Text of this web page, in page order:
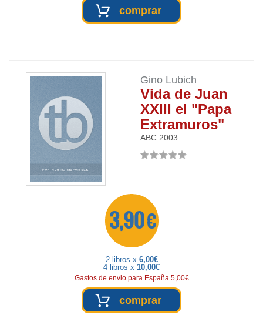
comprar
Gino Lubich
Vida de Juan
XXIII el "Papa
Extramuros"
ABC 2003
3,90 €
2 libros x 6,00€
4 libros x 10,00€
Gastos de envio para España 5,00€
comprar